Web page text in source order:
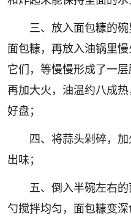
三、放入面包糠的
面包糠，再放入油锅里
它们，等慢慢形成了一层
再加大火，油温约八成
好盘；
四、将蒜头剁碎，
出味；
五、倒入半碗左右
勺搅拌均匀，面包糠变